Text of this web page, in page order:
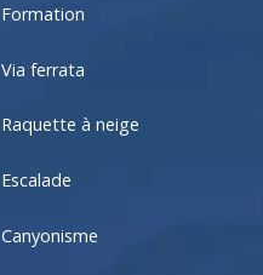
Formation
Via ferrata
Raquette à neige
Escalade
Canyonisme